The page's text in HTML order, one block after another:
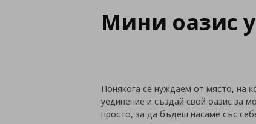
Мини оазис
Понякога се нуждаем от място, на
уединение и създай свой оазис за
просто, за да бъдеш насаме със